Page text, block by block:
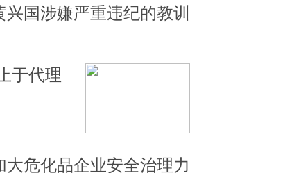
国涉嫌严重违纪的教训
于代理
危化品企业安全治理力